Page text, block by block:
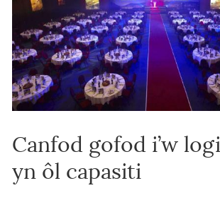
Canfod gofod i’w logi
yn ôl capasiti